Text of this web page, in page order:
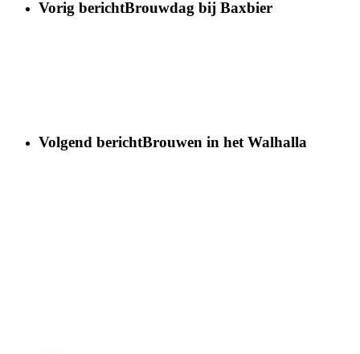
Vorig berichtBrouwdag bij Baxbier
Volgend berichtBrouwen in het Walhalla